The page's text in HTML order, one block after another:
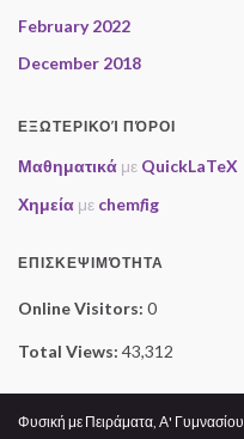
February 2022
December 2018
ΕΞΩΤΕΡΙΚΟΊ ΠΌΡΟΙ
Μαθηματικά με QuickLaTeX
Χημεία με chemfig
ΕΠΙΣΚΕΨΙΜΌΤΗΤΑ
Online Visitors: 0
Total Views: 43,312
Φυσική με Πειράματα, Α' Γυμνασίου